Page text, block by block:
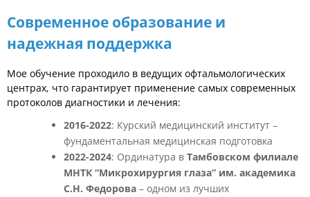
Современное образование и
надежная поддержка
Мое обучение проходило в ведущих офтальмологических
центрах, что гарантирует применение самых современных
протоколов диагностики и лечения:
2016-2022: Курский медицинский институт –
фундаментальная медицинская подготовка
2022-2024: Ординатура в Тамбовском филиале
МНТК “Микрохирургия глаза” им. академика
С.Н. Федорова – одном из лучших